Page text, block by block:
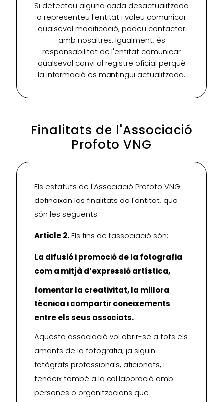
Si detecteu alguna dada desactualitzada
o representeu l'entitat i voleu comunicar
qualsevol modificació, podeu contactar
amb nosaltres. Igualment, és
responsabilitat de l'entitat comunicar
qualsevol canvi al registre oficial perquè
la informació es mantingui actualitzada.
Finalitats de l'Associació
Profoto VNG
Els estatuts de l'Associació Profoto VNG
defineixen les finalitats de l'entitat, que
són les següents:
Article 2.Els fins de l’associació són:
La difusió i promoció de la fotografia
com a mitjà d’expressió artística,
fomentar la creativitat, la millora
tècnica i compartir coneixements
entre els seus associats.
Aquesta associació vol obrir-se a tots els
amants de la fotografia, ja siguin
fotògrafs professionals, aficionats, i
tendeix també a la col·laboració amb
persones o organitzacions que